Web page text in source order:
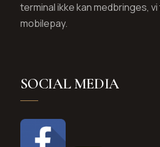
terminal ikke kan medbringes,
mobilepay.
SOCIAL MEDIA